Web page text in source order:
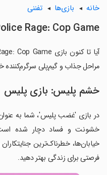
خانه بازی‌ها تفننی
Rage: Cop Game
مراحل جذاب و گیم‌پلی سرگرم‌کننده
خشم پلیس: بازی پلیس
در بازی 'غضب پلیس'، شما به
خشونت و فساد دچار شده
خیابان‌ها، خطرناک‌ترین
فرصتی برای زندگی بهتر دهید.